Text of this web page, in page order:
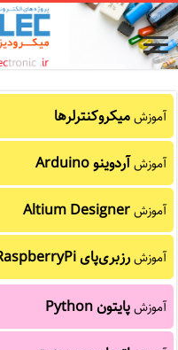
آموزشمیکروکنترلرها
آموزشآردوینو Arduino
آموزشAltium Designer
آموزشرزبری‌پای RaspberryPi
آموزشپایتون Python